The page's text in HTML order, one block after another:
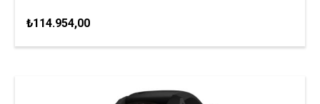
₺114.954,00